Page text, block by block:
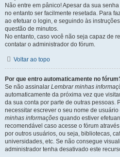
Não entre em pânico! Apesar da sua
no entanto ser facilmente resetada. Para
ao efetuar o login, e seguindo às
questão de minutos.
No entanto, caso você não seja capaz de
contatar o administrador do fórum.
Voltar ao topo
Por que entro automaticamente no
Se não assinalar Lembrar minhas
automaticamente da próxima vez que
da sua conta por parte de outras pessoas.
necessitar escrever o seu nome de
minhas informações quando estiver
recomendável caso acesse o fórum
por outros usuários, ou seja, bibliotecas,
universidades, etc. Se não consegue
administrador tenha desativado este